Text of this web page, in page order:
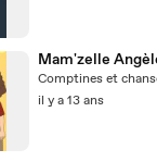
Mam'zelle
Comptines et
il y a 13 ans